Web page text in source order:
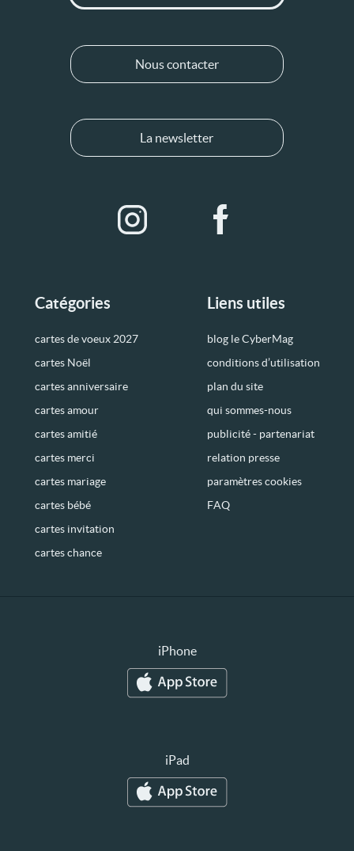
Catégories
cartes de voeux 2027
cartes Noël
cartes anniversaire
cartes amour
cartes amitié
cartes merci
cartes mariage
cartes bébé
cartes invitation
cartes chance
Liens utiles
blog le CyberMag
conditions d’utilisation
plan du site
qui sommes-nous
publicité - partenariat
relation presse
paramètres cookies
FAQ
Nous contacter
La newsletter
iPhone
iPad